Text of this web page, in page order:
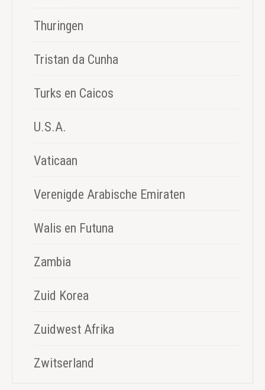
Thuringen
Tristan da Cunha
Turks en Caicos
U.S.A.
Vaticaan
Verenigde Arabische Emiraten
Walis en Futuna
Zambia
Zuid Korea
Zuidwest Afrika
Zwitserland